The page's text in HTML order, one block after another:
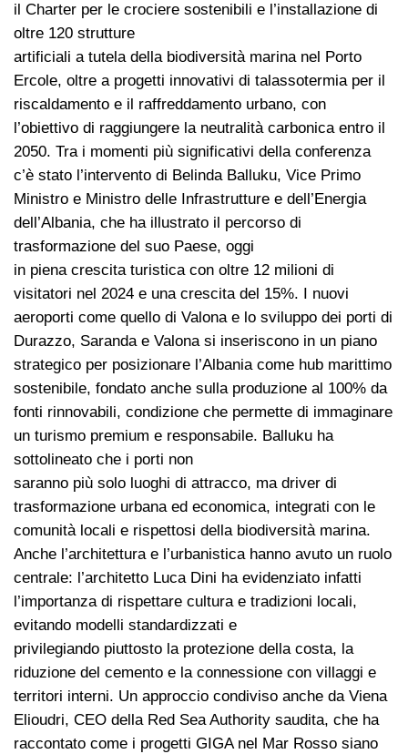
il Charter per le crociere sostenibili e l’installazione di
oltre 120 strutture
artificiali a tutela della biodiversità marina nel Porto
Ercole, oltre a progetti innovativi di talassotermia per il
riscaldamento e il raffreddamento urbano, con
l’obiettivo di raggiungere la neutralità carbonica entro il
2050. Tra i momenti più significativi della conferenza
c’è stato l’intervento di Belinda Balluku, Vice Primo
Ministro e Ministro delle Infrastrutture e dell’Energia
dell’Albania, che ha illustrato il percorso di
trasformazione del suo Paese, oggi
in piena crescita turistica con oltre 12 milioni di
visitatori nel 2024 e una crescita del 15%. I nuovi
aeroporti come quello di Valona e lo sviluppo dei porti di
Durazzo, Saranda e Valona si inseriscono in un piano
strategico per posizionare l’Albania come hub marittimo
sostenibile, fondato anche sulla produzione al 100% da
fonti rinnovabili, condizione che permette di immaginare
un turismo premium e responsabile. Balluku ha
sottolineato che i porti non
saranno più solo luoghi di attracco, ma driver di
trasformazione urbana ed economica, integrati con le
comunità locali e rispettosi della biodiversità marina.
Anche l’architettura e l’urbanistica hanno avuto un ruolo
centrale: l’architetto Luca Dini ha evidenziato infatti
l’importanza di rispettare cultura e tradizioni locali,
evitando modelli standardizzati e
privilegiando piuttosto la protezione della costa, la
riduzione del cemento e la connessione con villaggi e
territori interni. Un approccio condiviso anche da Viena
Elioudri, CEO della Red Sea Authority saudita, che ha
raccontato come i progetti GIGA nel Mar Rosso siano